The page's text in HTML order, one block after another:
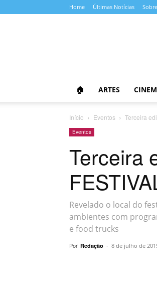
Home Últimas Notícias Sobre
🏠 ARTES
Início Eventos Terceira
Eventos
Terceira
Revelado o local do
ambientes com
e food trucks
Por Redação - 8 de julho de